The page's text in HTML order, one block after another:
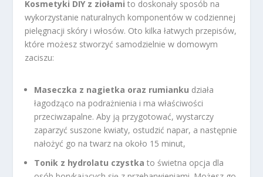
Kosmetyki DIY z ziołami to doskonały sposób na
wykorzystanie naturalnych komponentów w codziennej
pielęgnacji skóry i włosów. Oto kilka łatwych przepisów,
które możesz stworzyć samodzielnie w domowym
zaciszu:
Maseczka z nagietka oraz rumianku działa
łagodząco na podrażnienia i ma właściwości
przeciwzapalne. Aby ją przygotować, wystarczy
zaparzyć suszone kwiaty, ostudzić napar, a następnie
nałożyć go na twarz na około 15 minut,
Tonik z hydrolatu czystka to świetna opcja dla